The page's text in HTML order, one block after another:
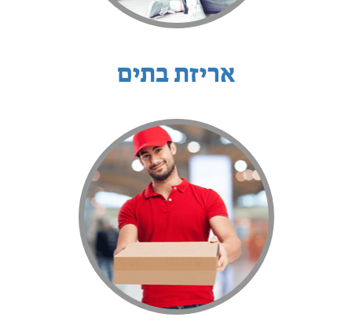
אריזת בתים